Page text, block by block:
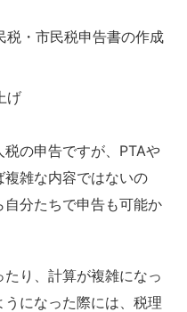
税・市民税申告書の作成
げ
の申告ですが、PTAや
雑な内容ではないの
自分たちで申告も可能か
り、計算が複雑になっ
になった際には、税理